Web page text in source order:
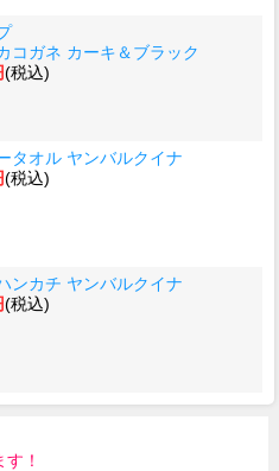
コガネ カーキ＆ブラック
(税込)
タオル ヤンバルクイナ
(税込)
ンカチ ヤンバルクイナ
(税込)
！